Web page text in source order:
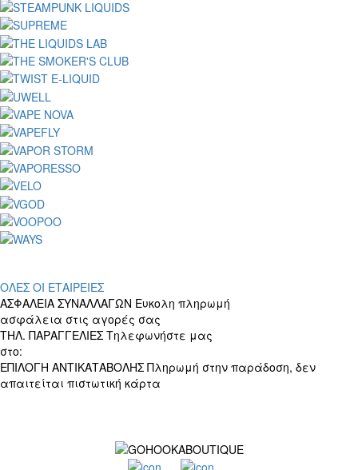
ΟΛΕΣ ΟΙ ΕΤΑΙΡΕΙΕΣ
ΑΣΦΑΛΕΙΑ ΣΥΝΑΛΛΑΓΩΝ Ευκολη πληρωμή
ασφάλεια στις αγορές σας
ΤΗΛ. ΠΑΡΑΓΓΕΛΙΕΣ Τηλεφωνήστε μας
στο:
ΕΠΙΛΟΓΗ ΑΝΤΙΚΑΤΑΒΟΛΗΣ Πληρωμή στην παράδοση, δεν
απαιτείται πιστωτική κάρτα